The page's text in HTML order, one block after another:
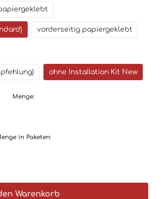
vorderseitig papiergeklebt
ohne Installation Kit New
Menge:
in Paketen:
Warenkorb